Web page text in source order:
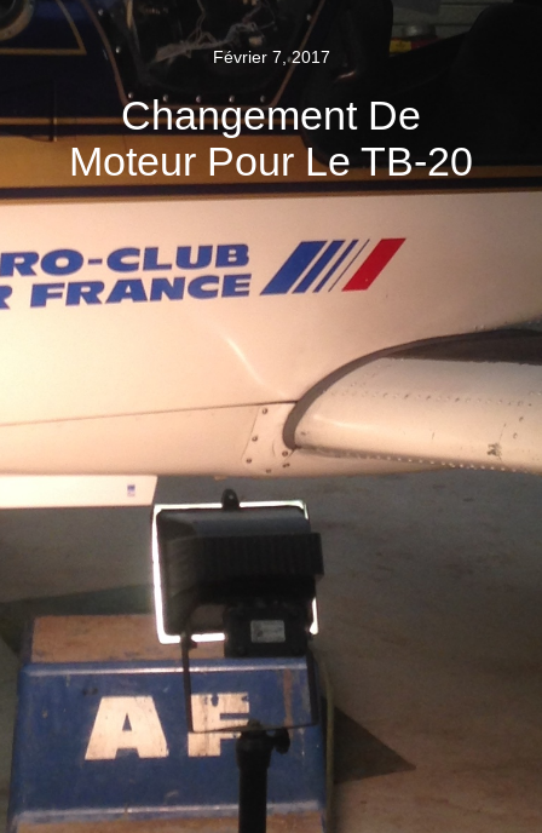
Février 7, 2017
Changement De
Moteur Pour Le TB-20